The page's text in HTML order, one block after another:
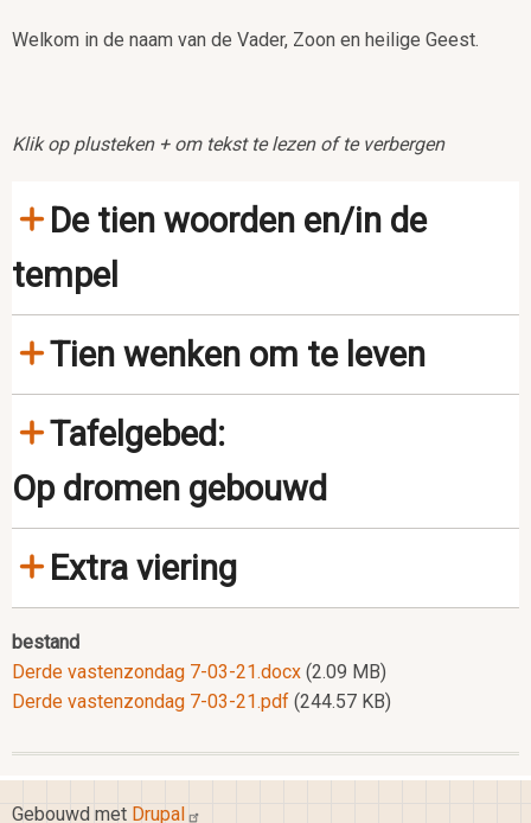
Welkom in de naam van de Vader, Zoon en heilige Geest.
Klik op plusteken + om tekst te lezen of te verbergen
De tien woorden en/in de
tempel
Tien wenken om te leven
Tafelgebed:
Op dromen gebouwd
Extra viering
bestand
Derde vastenzondag 7-03-21.docx (2.09 MB)
Derde vastenzondag 7-03-21.pdf (244.57 KB)
Gebouwd met Drupal